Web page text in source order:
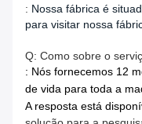
: Nossa fábrica é
para visitar nossa
Q: Como sobre o
: Nós fornecemos 12
de vida para toda a
A resposta está